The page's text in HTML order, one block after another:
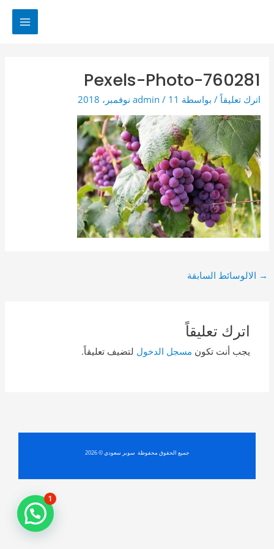
Pexels-Photo-760281
اترك تعليقاً / بواسطة admin / 11 نوفمبر، 2018
Post→ الالوسائط السابقة
اترك تعليقاً
يجب أنت تكون مسجل الدخول لتضيف تعليقاً.
جميع الحقوق محفوظة سوبر سعودي © 2026
1